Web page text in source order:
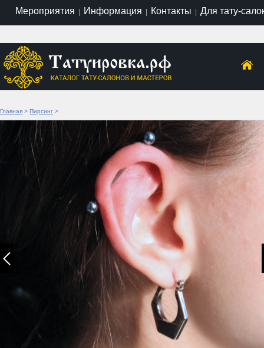
Мероприятия | Информация | Контакты | Для тату-
Главная > Пирсинг >